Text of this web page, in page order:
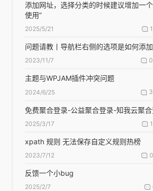
添加网址，选择分类的时候建议增加一
使用”
2025/5/21 1
问题请教丨导航栏右侧的选项是如何添加
2023/11/7 0
主题与WPJAM插件冲突问题
2024/6/25 3
免费聚合登录-公益聚合登录-知我云聚
2025/3/17 1
xpath 规则 无法保存自定义规则热榜
2023/7/12 0
反馈一个小bug
2025/2/7